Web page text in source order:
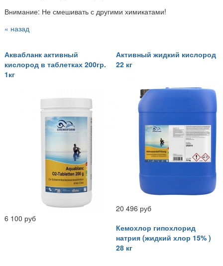
Внимание: Не смешивать с другими химикатами!
« назад
Аквабланк активный
кислород в таблетках 200гр.
1кг
6 100 руб
Активный жидкий кислород
22 кг
20 496 руб
Кемохлор гипохлорид
натрия (жидкий хлор 15% )
28 кг